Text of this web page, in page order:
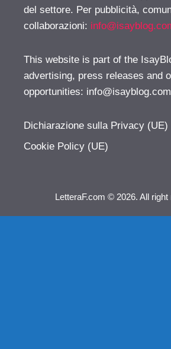
del settore. Per pubblicità,
collaborazioni:
This website is part of the
advertising, press releases and
opportunities:
Dichiarazione sulla Privacy (UE)
Cookie Policy (UE)
LetteraF.com © 2026. All right